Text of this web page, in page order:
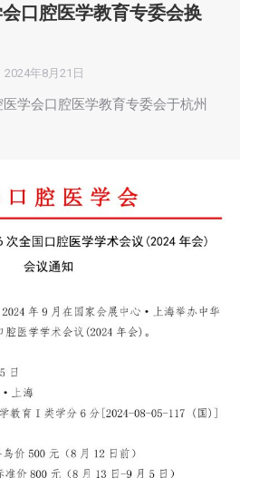
口腔医学教育专委会换
2024年8月21日
学会口腔医学教育专委会于杭州